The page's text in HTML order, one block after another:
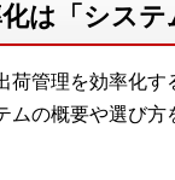
は「シス
荷管理を効率化
の概要や選び方